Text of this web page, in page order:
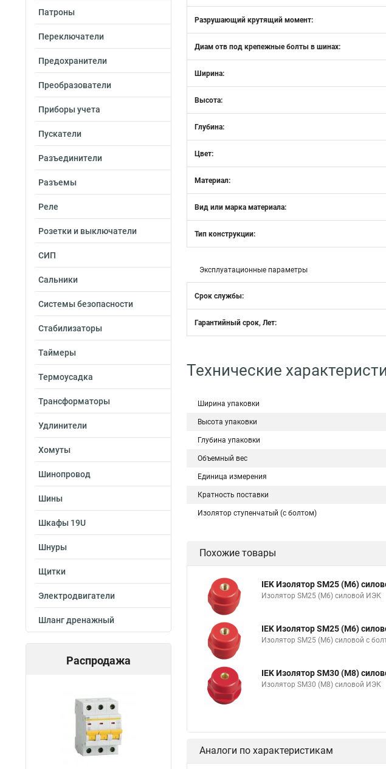
Патроны
Переключатели
Предохранители
Преобразователи
Приборы учета
Пускатели
Разъединители
Разъемы
Реле
Розетки и выключатели
СИП
Сальники
Системы безопасности
Стабилизаторы
Таймеры
Термоусадка
Трансформаторы
Удлинители
Хомуты
Шинопровод
Шины
Шкафы 19U
Шнуры
Щитки
Электродвигатели
Шланг дренажный
Распродажа
Разрушающий крутящий момент:
Диам отв под крепежные болты в шинах:
Ширина:
Высота:
Глубина:
Цвет:
Материал:
Вид или марка материала:
Тип конструкции:
Эксплуатационные параметры
Срок службы:
Гарантийный срок, Лет:
Технические
Ширина упаковки
Высота упаковки
Глубина упаковки
Объемный вес
Единица измерения
Кратность поставки
Изолятор ступенчатый (с болтом)
Похожие товары
IEK Изолятор SM25 (М6)
Изолятор SM25 (М6) силовой ИЭК
IEK Изолятор SM25 (М6)
Изолятор SM25 (М6) силовой с
IEK Изолятор SM30 (М8)
Изолятор SM30 (М8) силовой ИЭК
Аналоги по характеристикам